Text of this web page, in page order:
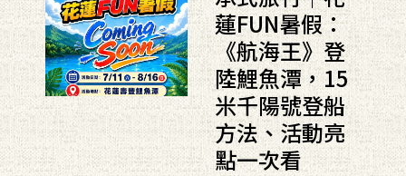
蓮FUN暑假：
《航海王》登
陸鯉魚潭，15
米千陽號登船
方法、活動亮
點一次看